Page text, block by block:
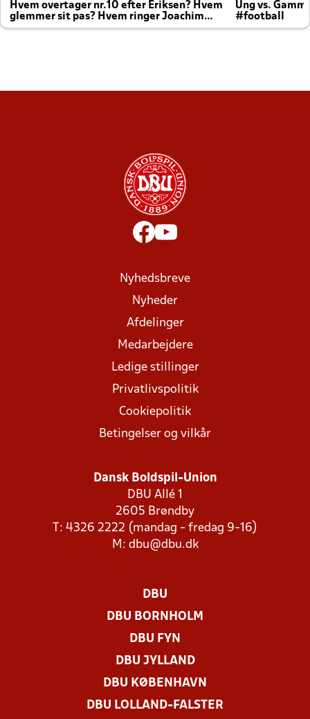
Hvem overtager nr.10 efter Eriksen? Hvem
glemmer sit pas? Hvem ringer Joachim
altid til efter kampe?
Ung vs.
#football
Nyhedsbreve
Nyheder
Afdelinger
Medarbejdere
Ledige stillinger
Privatlivspolitik
Cookiepolitik
Betingelser og vilkår
Dansk Boldspil-Union
DBU Allé 1
2605 Brøndby
T: 4326 2222 (mandag - fredag 9-16)
M: dbu@dbu.dk
DBU
DBU BORNHOLM
DBU FYN
DBU JYLLAND
DBU KØBENHAVN
DBU LOLLAND-FALSTER